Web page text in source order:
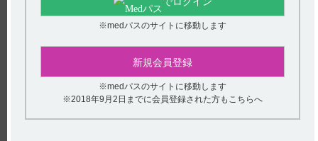
【タスフィゴ】 重要な基本的注意について教えてくださ
【タスフィゴ】 投薬期間制限はありますか？
アンケート:ご意見をお聞かせください
(選択してください)
送信する
※medパスのサイトに移動します
新規会員登録
※medパスのサイトに移動します
※2018年9月2日までに会員登録された方もこちらへ